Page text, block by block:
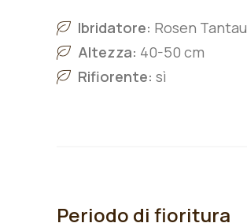
Ibridatore: Rosen Tantau
Altezza: 40-50 cm
Rifiorente: sì
Periodo di fioritura